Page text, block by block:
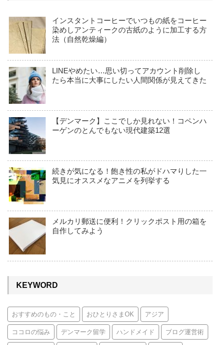
インスタントコーヒーでいつもの紙をコーヒー
染めしアンティークの古紙のように加工する方
法（自然乾燥編）
LINEやめたい…思い切ってアカウント削除し
たら本当に大事にしたい人間関係が見えてきた
【デンマーク】ここでしか見れない！コペンハ
ーゲンのとんでもない現代建築12選
続きが気になる！飽き性の私がドハマりした一
気見にオススメなアニメを列挙する
メルカリ郵送に便利！クリックポスト用の箱を
自作してみよう
KEYWORD
おすすめのもの・こと おひとりさまOK アジア
ココロの悩み デンマーク留学 ハンドメイド ブログ運営術